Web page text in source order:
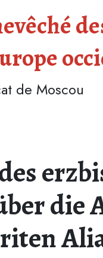
de Moscou
die